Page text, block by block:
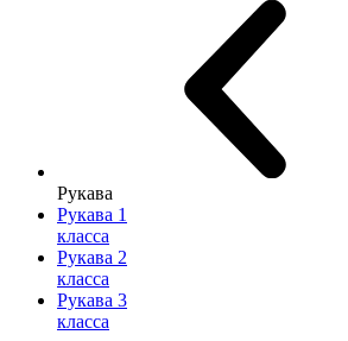
Рукава
Рукава 1
класса
Рукава 2
класса
Рукава 3
класса